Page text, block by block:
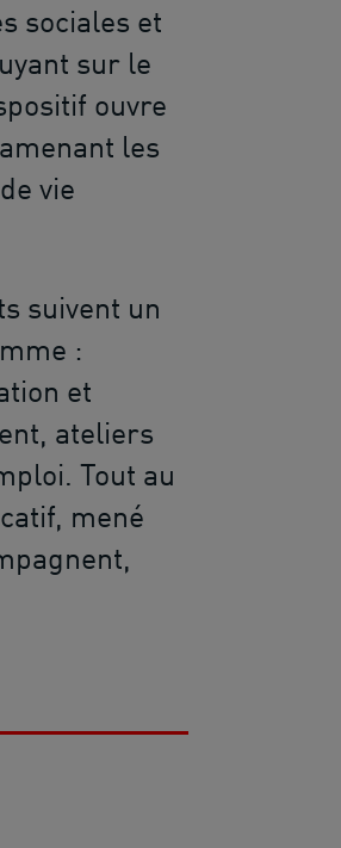
sociales et
sur le
ouvre
les
vie
suivent un
:
et
ateliers
Tout au
mené